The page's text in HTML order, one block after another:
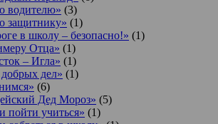
водителю» (3)
защитнику» (1)
в школу – безопасно!» (1)
Отца» (1)
‒ Игла» (1)
дел» (1)
(6)
Дед Мороз» (5)
пойти учиться» (1)